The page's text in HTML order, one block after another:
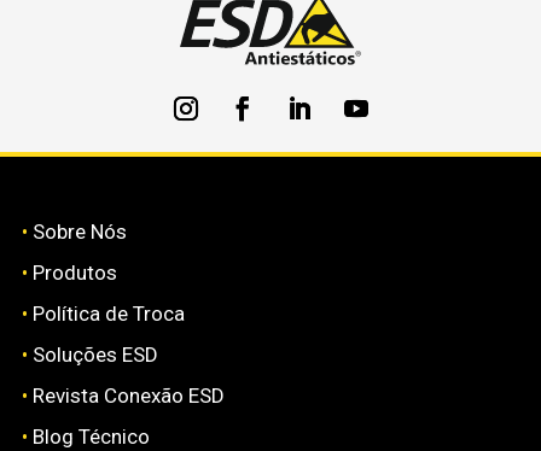
• Sobre Nós
• Produtos
• Política de Troca
• Soluções ESD
• Revista Conexão ESD
• Blog Técnico